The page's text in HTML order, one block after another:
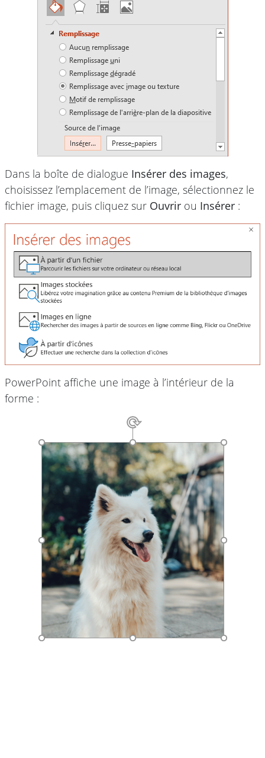
Dans la boîte de dialogue Insérer des images,
choisissez l’emplacement de l’image, sélectionnez le
fichier image, puis cliquez sur Ouvrir ou Insérer :
PowerPoint affiche une image à l’intérieur de la
forme :